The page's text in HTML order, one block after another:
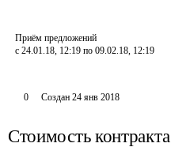
Приём предложений
с 24.01.18, 12:19 по 09.02.18, 12:19
0 Создан 24 янв 2018
Стоимость контракта